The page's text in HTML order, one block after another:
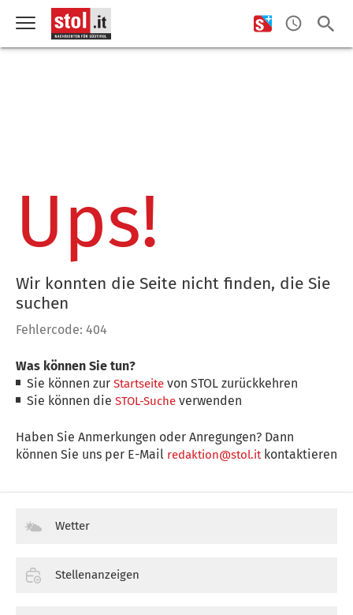
Ups!
Wir konnten die Seite nicht finden, die Sie
suchen
Fehlercode: 404
Was können Sie tun?
Sie können zurStartseite von STOL zurückkehren
Sie können dieSTOL-Suche verwenden
Haben Sie Anmerkungen oder Anregungen? Dann
können Sie uns per E-Mail redaktion@stol.itkontaktieren
Wetter
Stellenanzeigen